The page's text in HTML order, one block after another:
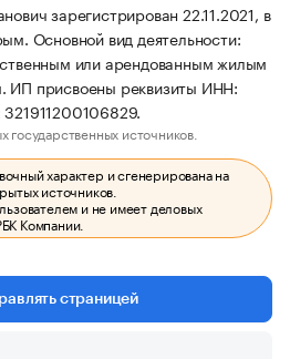
зарегистрирован 22.11.2021, в
Основной вид деятельности:
или арендованным жилым
ИП присвоены реквизиты ИНН:
источников.
характер и сгенерирована на
источников.
и не имеет деловых
Компании.
страницей